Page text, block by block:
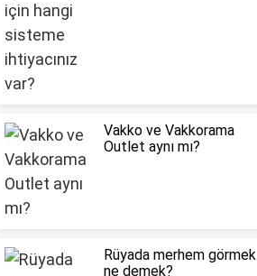
Vakko ve Vakkorama
Outlet aynı mı?
Rüyada merhem görmek
ne demek?